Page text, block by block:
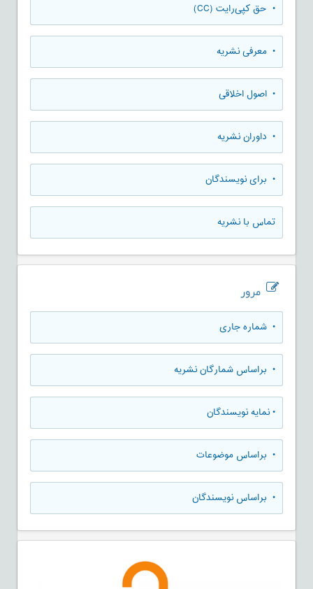
• حق کپی‌رایت (CC)
• معرفی نشریه
• اصول اخلاقی
• داوران نشریه
• برای نویسندگان
تماس با نشریه
مرور
• شماره جاری
• براساس شمارگان نشریه
•نمایه نویسندگان
• براساس موضوعات
• براساس نویسندگان